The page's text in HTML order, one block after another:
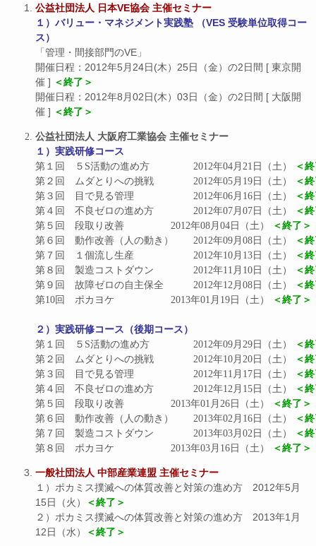
公益社団法人 日本VE協会 主催セミナー
１）バリュー・マネジメント実践塾 （VES 受験単位取得コー
ス）
「管理・間接部門のVE」
開催日程：2012年5月24日(木）25日（金）の2日間 [ 東京開
催 ] ＜終了＞
開催日程：2012年8月02日(木）03日（金）の2日間 [ 大阪開
催 ] ＜終了＞
公益社団法人 大阪府工業協会 主催セミナー
１）実践研修コース
第１回　５S活動の進め方		2012年04月21日（土）
＜
第２回　ムダとりへの挑戦		2012年05月19日（土）
＜
第３回　目で見る管理			2012年06月16日（土）
＜
第４回　不良ゼロの進め方		2012年07月07日（土）
＜
第５回　段取り改善			2012年08月04日（土）
＜終了＞
第６回　動作改善（人の動き）	2012年09月08日（土）
＜
第７回　１個流し生産			2012年10月13日（土）
＜
第８回　製造コストダウン		2012年11月10日（土）
＜
第９回　故障ゼロの自主保全		2012年12月08日（土）
＜
第10回　ポカヨケ			2013年01月19日（土）
＜終了＞
２）実践研修コース（後期コース）
第１回　５S活動の進め方		2012年09月29日（土）
＜
第２回　ムダとりへの挑戦		2012年10月20日（土）
＜
第３回　目で見る管理			2012年11月17日（土）
＜
第４回　不良ゼロの進め方		2012年12月15日（土）
＜
第５回　段取り改善			2013年01月26日（土）
＜終了＞
第６回　動作改善（人の動き）	2013年02月16日（土）
＜
第７回　製造コストダウン		2013年03月02日（土）
＜
第８回　ポカヨケ			2013年03月16日（土）
＜終了＞
一般社団法人 中部産業連盟 主催セミナー
１）ポカミス撲滅への体質改善と対策の進め方 2012年5月
15日（火）
＜終了＞
２）ポカミス撲滅への体質改善と対策の進め方 2013年1月
12日（水）
＜終了＞